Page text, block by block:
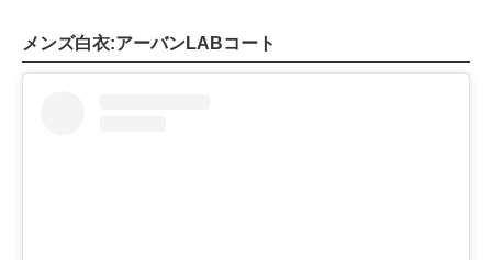
メンズ白衣:アーバンLABコート